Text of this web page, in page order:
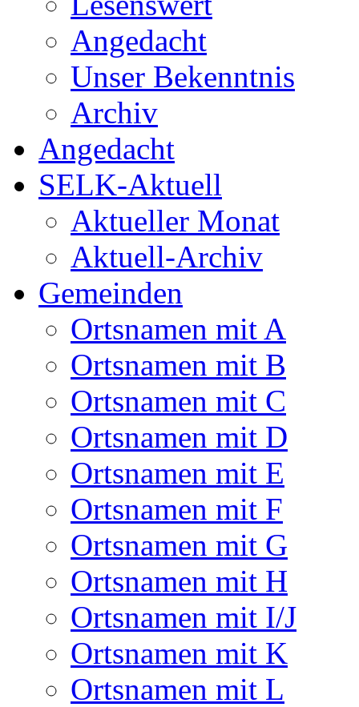
Angedacht
Unser Bekenntnis
Archiv
Angedacht
SELK-Aktuell
Aktueller Monat
Aktuell-Archiv
Gemeinden
Ortsnamen mit A
Ortsnamen mit B
Ortsnamen mit C
Ortsnamen mit D
Ortsnamen mit E
Ortsnamen mit F
Ortsnamen mit G
Ortsnamen mit H
Ortsnamen mit I/J
Ortsnamen mit K
Ortsnamen mit L